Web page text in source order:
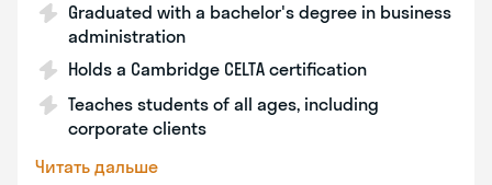
Graduated with a bachelor's degree in business
administration
Holds a Cambridge CELTA certification
Teaches students of all ages, including
corporate clients
Читать дальше